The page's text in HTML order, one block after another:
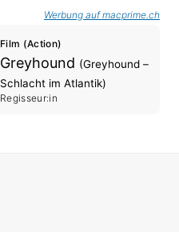
Werbung auf macprime.ch
Film (Action)
Greyhound (Greyhound –
Schlacht im Atlantik)
Regisseur:in